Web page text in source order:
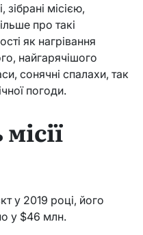
місією,
про такі
як нагрівання
найгарячішого
сонячні спалахи, так
погоди.
у 2019 році, його
у $46 млн.